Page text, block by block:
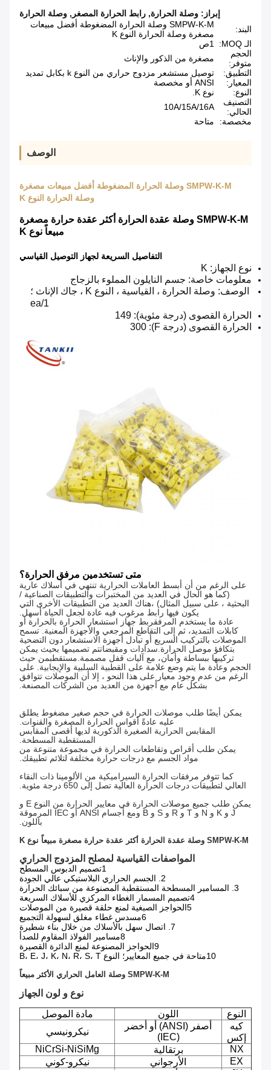
إبراز: وصلة الحرارة, رابط الحرارة المصغر , وصلة الحرارة
البند:
SMPW-K-M وصلة الحرارة المضغوطة أفضل مبيعات
مصغرة وصلة الحرارة النوع K
الـ MOQ:
1ص
الحجم
متوفر:
مصغرة من الذكور والإناث
التطبيق:
توصيل مستشعر مزدوج حراري من النوع k بكابل تمديد
المعيار:
ANSI أو مخصصة
النوع:
نوع K.
التصنيف
الحالي:
10A/15A/16A
مخصصة:
متاحة
الوصف
SMPW-K-M وصلة الحرارة المضغوطة أفضل مبيعات مصغرة
وصلة الحرارة النوع K
SMPW-K-M وصلة عقدة الحرارة أكثر عقدة حرارة مصغرة
مبيعاً نوع K
التفاصيل السريعة لجهاز التوصيل القياسي
نوع الجهاز: K
معلومات خاصة: جسم النايلون المملوء بالزجاج
الوصف: وصلة الحرارة ، القياسية ، النوع K ، جاك الإناث ؛
1/ea
الحرارة القصوى (درجة مئوية): 149
الحرارة القصوى (درجة F): 300
متى تستخدمين مرفق الحرارة؟
على الرغم من أن أبسط العاملات الحرارية تنتهي في أسلاك عارية
(كما هو الحال في العديد من المختبرات والتطبيقات الصناعية /
البحثية ، على سبيل المثال) ،هناك العديد من التطبيقات الأخرى التي
يكون فيها رابط مرغوب فيه عادة لجعل الحياة أسهل.
عادة ما يستخدم المرفقربط جهاز استشعار الحرارة بالحرارة أو
كابلات التمديد، ثم إلى التقاطع المرجعي والأجهزة المعنية. تسمح
الموصلات بالتركيب السريع أو تبادل أجهزة الاستشعار دون التضحية
بتكافؤ موصل الحرارة.سدادات ومقبضاتتم تصميمها بحيث يمكن
تركيبها ببساطة وأمان، مع آليات قفل مصممة.مستقطبمن حيث
الحجم وعادة ما يتم وضع علامة على القطبية السلبية والإيجابية. على
الرغم من عدم وجود معيار على هذا النحو ، إلا أن الموصلات تتوافق
بشكل عام مع أجهزة من العديد من الشركات المصنعة.
يمكن أيضًا طلب موصلات الحرارة في حجم صغير مضغوط يطلق
عليه عادةً أقواس الحرارة المصغرة والقنوات.
المقابس الحرارية الصغيرة الذكورية لديها أقصى المقابس
المستقطبة المسطحة.
يمكن طلب أقراص وتقاطعات الحرارة في مجموعة متنوعة من
مواد الجسم مع درجات حرارة مختلفة لتلائم تطبيقك.
كما تتوفر مرفقات الحرارة السيراميكية من الألومينا ذات النقاء
العالي لتطبيقات درجات الحرارة العالية تصل إلى 650 درجة مئوية.
يمكن طلب جميع موصلات الحرارة في معايير الحرارة من النوع E و
J و K و N و T و R و S و B ومع أجسام ANSI أو IEC المرموقة
باللون.
SMPW-K-M وصلة عقدة الحرارة أكثر عقدة حرارة مصغرة مبيعاً نوع K
المواصفات القياسية لمصلح المزدوج الحراري
1تصميم الدبوس المسطح
2. الجسم الحراري البلاستيكي عالي الجودة
3. المسامير المسطحة المستقطبة المصنوعة من سبائك الحرارة
4تصميم المسمار الغطاء المركزي للأسلاك السريعة
5الحواجز الصبغية لمنع حلقة قصيرة من الموصلات
6مسدس غطاء مغلق لسهولة التجميع
7. اتصال سهل بالأسلاك من خلال بناء شطيرة
8مسامير الفولاذ المقاوم للصدأ
9الحواجز المصنوعة لمنع الدائرة القصيرة
10متاحة في جميع المعايير؛ النوع B، E، J، K، N، R، S، T
SMPW-K-M وصلة العامل الحراري الأكثر مبيعاً
نوع و لون الجهاز
النوع
اللون
مادة الموصل
كيه
إكس
أصفر (ANSI) أو أخضر
(IEC)
نيكرونيسي
NX
برتقالية
NiCrSi-NiSiMg
EX
الأرجواني
نيكرو-كوني